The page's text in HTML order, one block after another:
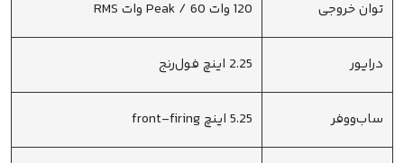
توان خروجی 120 وات Peak / 60 وات RMS
درایور 2.25 اینچ فول‌رنج
ساب‌ووفر 5.25 اینچ front-firing